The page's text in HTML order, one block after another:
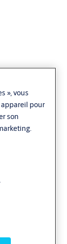
», vous
appareil pour
son